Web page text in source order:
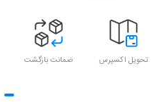
تحویل اکسپرس ضمانت بازگشت